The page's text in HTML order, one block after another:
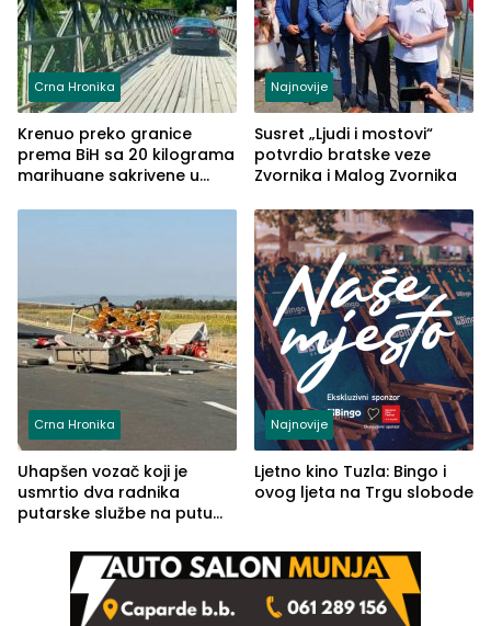
Crna Hronika
Krenuo preko granice
prema BiH sa 20 kilograma
marihuane sakrivene u
Najnovije
Susret „Ljudi i mostovi“
potvrdio bratske veze
Zvornika i Malog Zvornika
Crna Hronika
Uhapšen vozač koji je
usmrtio dva radnika
putarske službe na putu
(FOTO)
Najnovije
Ljetno kino Tuzla: Bingo i
ovog ljeta na Trgu slobode